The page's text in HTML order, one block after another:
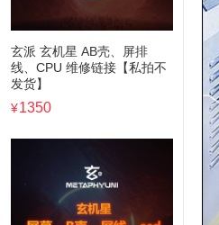
玄派 玄机星 AB壳、屏排
线、CPU 维修链接【私拍不
发货】
¥1350